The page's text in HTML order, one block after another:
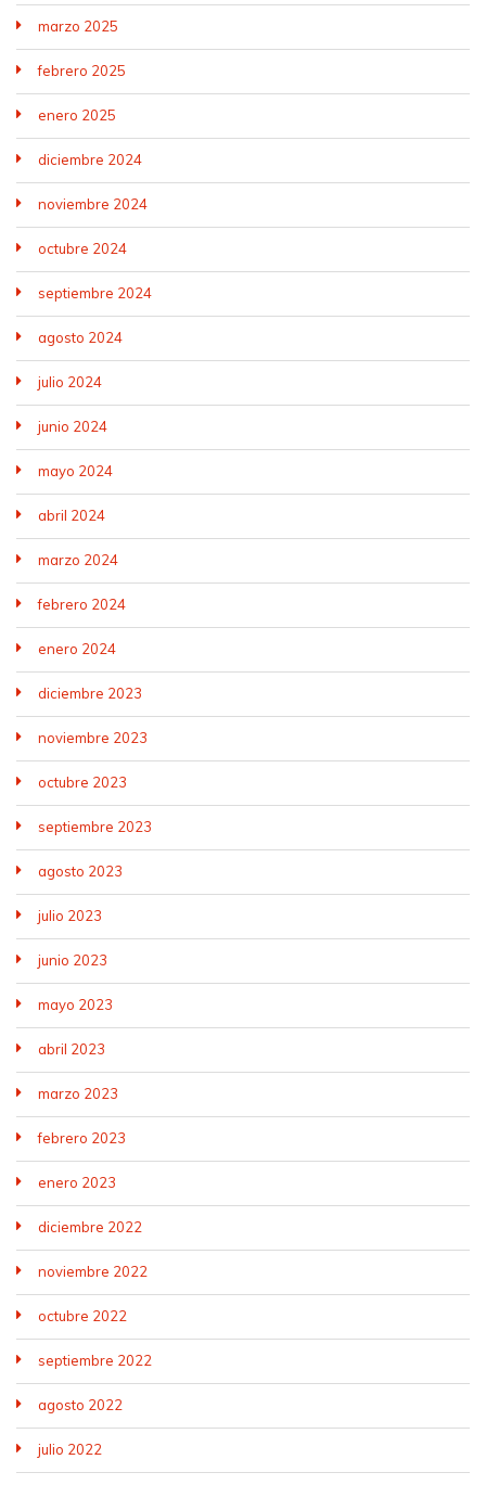
marzo 2025
febrero 2025
enero 2025
diciembre 2024
noviembre 2024
octubre 2024
septiembre 2024
agosto 2024
julio 2024
junio 2024
mayo 2024
abril 2024
marzo 2024
febrero 2024
enero 2024
diciembre 2023
noviembre 2023
octubre 2023
septiembre 2023
agosto 2023
julio 2023
junio 2023
mayo 2023
abril 2023
marzo 2023
febrero 2023
enero 2023
diciembre 2022
noviembre 2022
octubre 2022
septiembre 2022
agosto 2022
julio 2022